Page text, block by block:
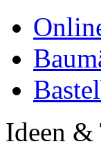
Ideen &